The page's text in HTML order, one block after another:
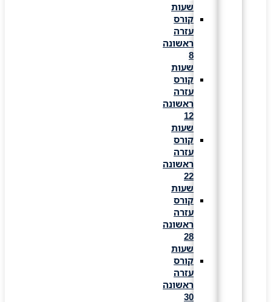
שעות
קורס
עזרה
ראשונה
שעות
קורס
עזרה
ראשונה
שעות
קורס
עזרה
ראשונה
שעות
קורס
עזרה
ראשונה
שעות
קורס
עזרה
ראשונה